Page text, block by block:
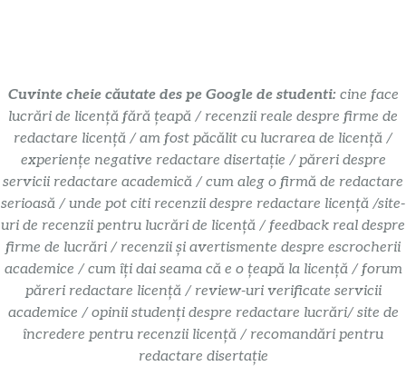
Cuvinte cheie căutate des pe Google de studenti: cine face
lucrări de licență fără țeapă / recenzii reale despre firme de
redactare licență / am fost păcălit cu lucrarea de licență /
experiențe negative redactare disertație / păreri despre
servicii redactare academică / cum aleg o firmă de redactare
serioasă / unde pot citi recenzii despre redactare licență /site-
uri de recenzii pentru lucrări de licență / feedback real despre
firme de lucrări / recenzii și avertismente despre escrocherii
academice / cum îți dai seama că e o țeapă la licență / forum
păreri redactare licență / review-uri verificate servicii
academice / opinii studenți despre redactare lucrări/ site de
încredere pentru recenzii licență / recomandări pentru
redactare disertație